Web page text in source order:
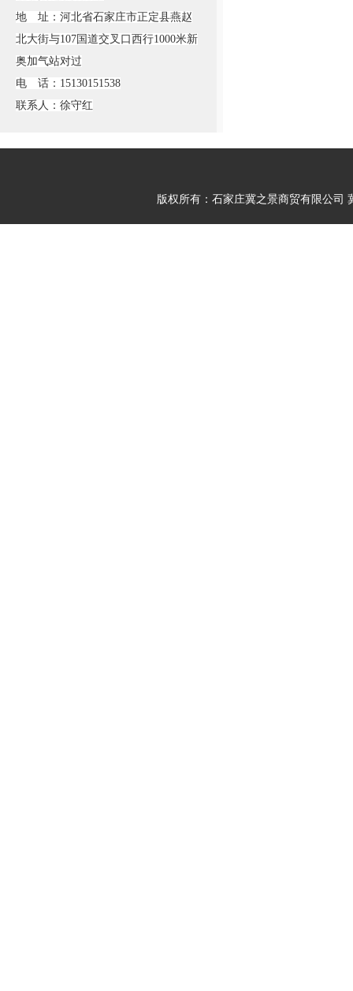
地 址：河北省石家庄市正定县燕赵
北大街与107国道交叉口西行1000米新
奥加气站对过
电 话：15130151538
联系人：徐守红
版权所有：石家庄冀之景商贸有限公司